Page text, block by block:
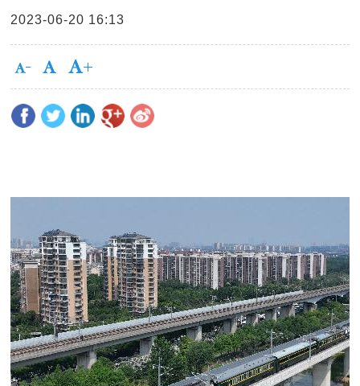
2023-06-20 16:13